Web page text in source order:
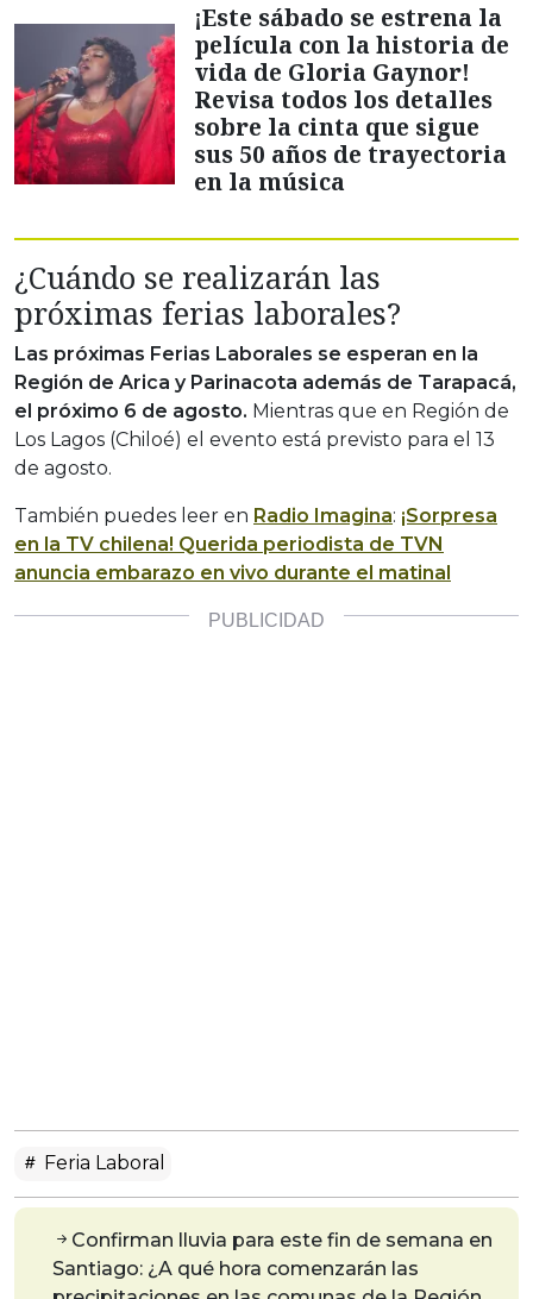
¡Este sábado se estrena la
película con la historia de
vida de Gloria Gaynor!
Revisa todos los detalles
sobre la cinta que sigue
sus 50 años de trayectoria
en la música
¿Cuándo se realizarán las
próximas ferias laborales?
Las próximas Ferias Laborales se esperan en la
Región de Arica y Parinacota además de Tarapacá,
el próximo 6 de agosto. Mientras que en Región de
Los Lagos (Chiloé) el evento está previsto para el 13
de agosto.
También puedes leer en Radio Imagina: ¡Sorpresa
en la TV chilena! Querida periodista de TVN
anuncia embarazo en vivo durante el matinal
Feria Laboral
Confirman lluvia para este fin de semana en
Santiago: ¿A qué hora comenzarán las